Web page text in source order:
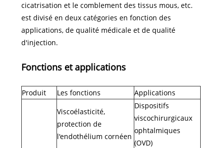
cicatrisation et le comblement des tissus mous, etc.
est divisé en deux catégories en fonction des
applications, de qualité médicale et de qualité
d'injection.
Fonctions et applications
Produit Les fonctions Applications
Viscoélasticité,
protection de
l'endothélium cornéen
Dispositifs
viscochirurgicaux
ophtalmiques
(OVD)